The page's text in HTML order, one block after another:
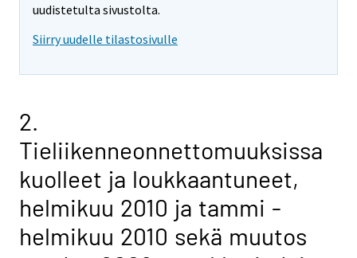
uudistetulta sivustolta.
Siirry uudelle tilastosivulle
2.
Tieliikenneonnettomuuksissa
kuolleet ja loukkaantuneet,
helmikuu 2010 ja tammi -
helmikuu 2010 sekä muutos